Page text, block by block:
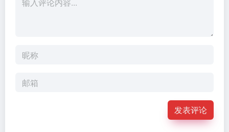
发表评论